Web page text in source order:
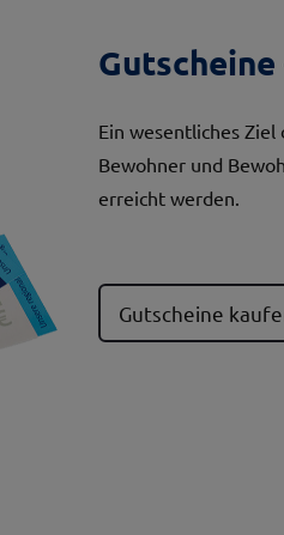
Ein wesentliches
Bewohner und
erreicht werden.
Gutscheine